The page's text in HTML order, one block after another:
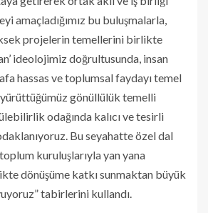
amaçladığımız bu buluşmalarla,
projelerin temellerini birlikte
ideolojimiz doğrultusunda, insan
hassas ve toplumsal faydayı temel
gönüllülük temelli
odağında kalıcı ve tesirli
Bu seyahatte özel dal
kuruluşlarıyla yan yana
dönüşüme katkı sunmaktan büyük
tabirlerini kullandı.